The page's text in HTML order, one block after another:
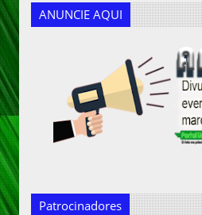
ANUNCIE AQUI
Patrocinadores